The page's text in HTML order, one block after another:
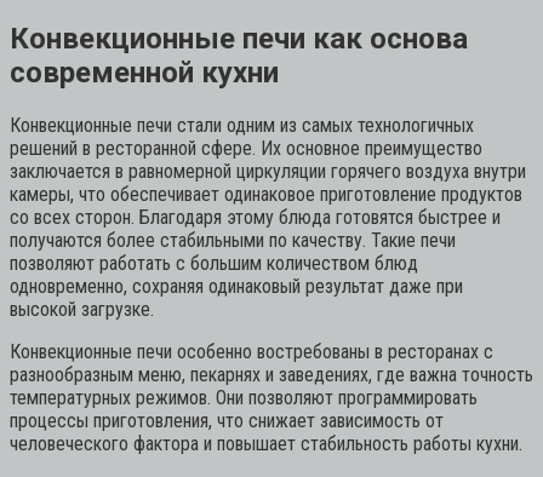
Конвекционные печи как основа
современной кухни
Конвекционные печи стали одним из самых технологичных
решений в ресторанной сфере. Их основное преимущество
заключается в равномерной циркуляции горячего воздуха внутри
камеры, что обеспечивает одинаковое приготовление продуктов
со всех сторон. Благодаря этому блюда готовятся быстрее и
получаются более стабильными по качеству. Такие печи
позволяют работать с большим количеством блюд
одновременно, сохраняя одинаковый результат даже при
высокой загрузке.
Конвекционные печи особенно востребованы в ресторанах с
разнообразным меню, пекарнях и заведениях, где важна точность
температурных режимов. Они позволяют программировать
процессы приготовления, что снижает зависимость от
человеческого фактора и повышает стабильность работы кухни.